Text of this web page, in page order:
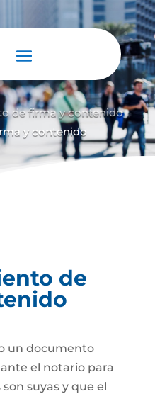
de firma y contenido
y contenido
de
un documento
el notario para
suyas y que el